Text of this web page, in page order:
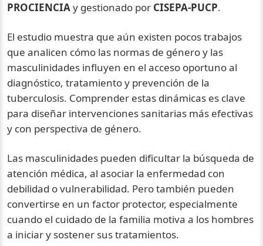
PROCIENCIAy gestionado por CISEPA-PUCP.
El estudio muestra que aún existen pocos trabajos
que analicen cómo las normas de género y las
masculinidades influyen en el acceso oportuno al
diagnóstico, tratamiento y prevención de la
tuberculosis. Comprender estas dinámicas es clave
para diseñar intervenciones sanitarias más efectivas
y con perspectiva de género.
Las masculinidades pueden dificultar la búsqueda de
atención médica, al asociar la enfermedad con
debilidad o vulnerabilidad. Pero también pueden
convertirse en un factor protector, especialmente
cuando el cuidado de la familia motiva a los hombres
a iniciar y sostener sus tratamientos.